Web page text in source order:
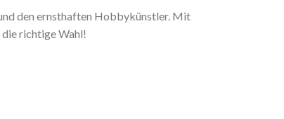
den ernsthaften Hobbykünstler. Mit
die richtige Wahl!